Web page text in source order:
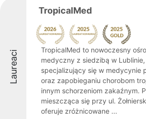
Laureaci
TropicalMed
TropicalMed to nowoczesny
medyczny z siedzibą w Lublinie,
specjalizujący się w medycynie
oraz zapobieganiu chorobom
innym schorzeniom zakaźnym.
mieszcząca się przy ul.
oferuje zróżnicowane ...